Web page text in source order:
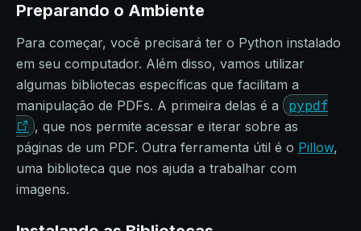
Preparando o Ambiente
Para começar, você precisará ter o Python instalado
em seu computador. Além disso, vamos utilizar
algumas bibliotecas específicas que facilitam a
manipulação de PDFs. A primeira delas é a
pypdf
, que nos permite acessar e iterar sobre as
páginas de um PDF. Outra ferramenta útil é o Pillow,
uma biblioteca que nos ajuda a trabalhar com
imagens.